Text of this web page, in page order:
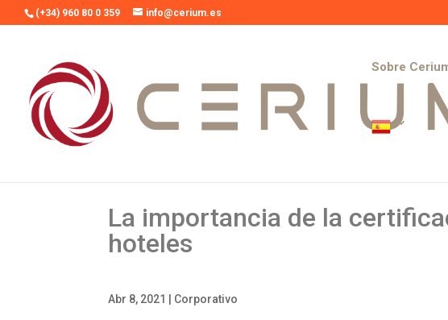
(+34) 960 80 0 359 info@cerium.es
Sobre
La importancia de la
hoteles
Abr 8, 2021 Corporativo